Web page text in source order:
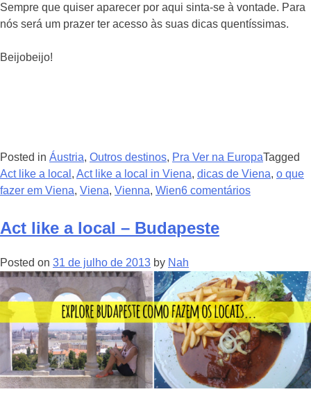
Sempre que quiser aparecer por aqui sinta-se à vontade. Para
nós será um prazer ter acesso às suas dicas quentíssimas.
Beijobeijo!
Posted in Áustria, Outros destinos, Pra Ver na EuropaTagged
Act like a local , Act like a local in Viena, dicas de Viena, o que
fazer em Viena, Viena, Vienna, Wien6 comentários
Act like a local – Budapeste
Posted on 31 de julho de 2013 by Nah